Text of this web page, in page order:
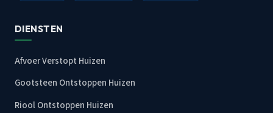
DIENSTEN
Afvoer Verstopt Huizen
Gootsteen Ontstoppen Huizen
Riool Ontstoppen Huizen